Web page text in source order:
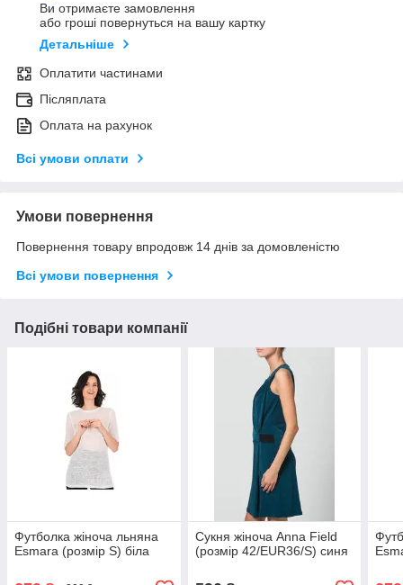
Ви отримаєте замовлення
або гроші повернуться на вашу картку
Детальніше
Оплатити частинами
Післяплата
Оплата на рахунок
Всі умови оплати
Умови повернення
Повернення товару впродовж 14 днів за домовленістю
Всі умови повернення
Подібні товари компанії
Футболка жіноча льняна
Esmara (розмір S) біла
Сукня жіноча Anna Field
(розмір 42/EUR36/S) синя